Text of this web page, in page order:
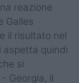
reazione
Galles
il risultato nel
aspetta quindi
si
Georgia, il